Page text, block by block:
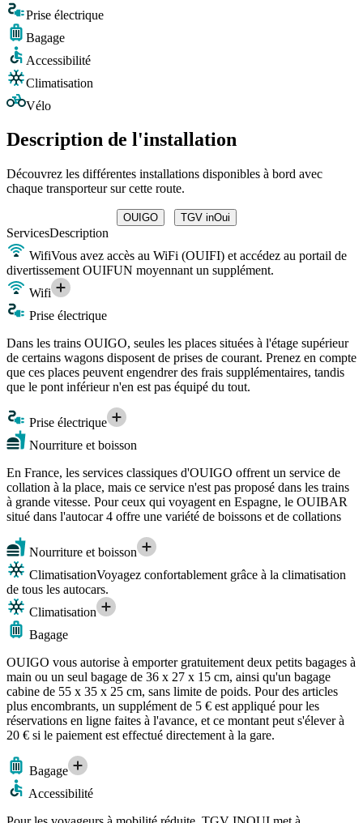
Prise électrique
Bagage
Accessibilité
Climatisation
Vélo
Description de l'installation
Découvrez les différentes installations disponibles à bord avec
chaque transporteur sur cette route.
OUIGO TGV inOui
ServicesDescription
WifiVous avez accès au WiFi (OUIFI) et accédez au portail de
divertissement OUIFUN moyennant un supplément.
Wifi
Prise électrique
Dans les trains OUIGO, seules les places situées à l'étage supérieur
de certains wagons disposent de prises de courant. Prenez en compte
que ces places peuvent engendrer des frais supplémentaires, tandis
que le pont inférieur n'en est pas équipé du tout.
Prise électrique
Nourriture et boisson
En France, les services classiques d'OUIGO offrent un service de
collation à la place, mais ce service n'est pas proposé dans les trains
à grande vitesse. Pour ceux qui voyagent en Espagne, le OUIBAR
situé dans l'autocar 4 offre une variété de boissons et de collations
Nourriture et boisson
ClimatisationVoyagez confortablement grâce à la climatisation
de tous les autocars.
Climatisation
Bagage
OUIGO vous autorise à emporter gratuitement deux petits bagages à
main ou un seul bagage de 36 x 27 x 15 cm, ainsi qu'un bagage
cabine de 55 x 35 x 25 cm, sans limite de poids. Pour des articles
plus encombrants, un supplément de 5 € est appliqué pour les
réservations en ligne faites à l'avance, et ce montant peut s'élever à
20 € si le paiement est effectué directement à la gare.
Bagage
Accessibilité